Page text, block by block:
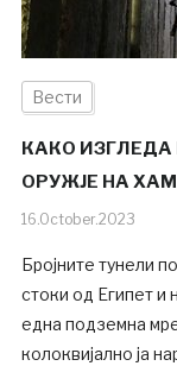
Вести
КАКО
ОРУЖЈЕ НА
16.October.2023
Бројните тунели
стоки од Египет и
една подземна
колоквијално ја